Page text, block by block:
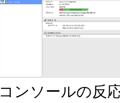
コンソールの反